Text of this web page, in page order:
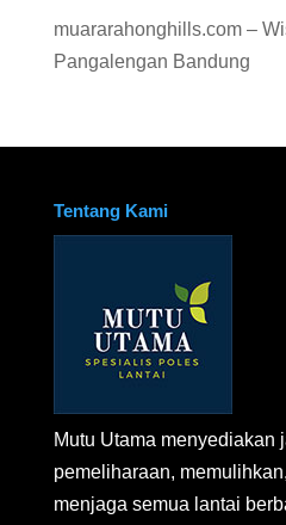
muararahonghills.com –
Pangalengan Bandung
Tentang Kami
Mutu Utama menyediakan
pemeliharaan,
menjaga semua lantai